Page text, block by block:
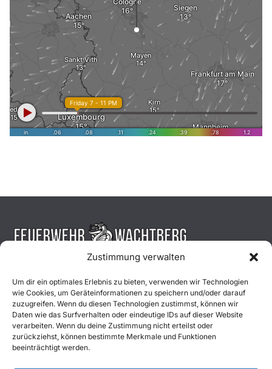
Zustimmung verwalten
Um dir ein optimales Erlebnis zu bieten, verwenden wir Technologien
wie Cookies, um Geräteinformationen zu speichern und/oder darauf
zuzugreifen. Wenn du diesen Technologien zustimmst, können wir
Daten wie das Surfverhalten oder eindeutige IDs auf dieser Website
verarbeiten. Wenn du deine Zustimmung nicht erteilst oder
zurückziehst, können bestimmte Merkmale und Funktionen
beeinträchtigt werden.
Aktuelles
Einsätze
Unsere Jugend
Mitglied werden